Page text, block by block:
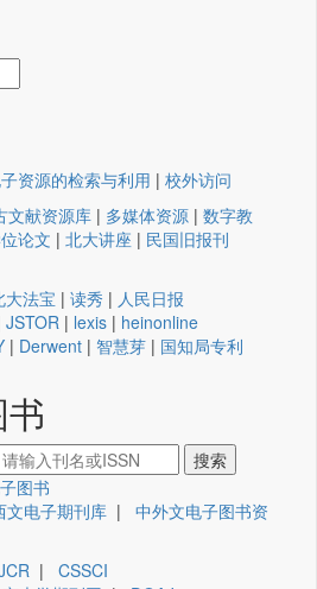
资源的检索与利用 | 校外访问
文献资源库 | 多媒体资源 | 数字教
论文 | 北大讲座 | 民国旧报刊
大法宝 | 读秀 | 人民日报
JSTOR | lexis | heinonline
| Derwent | 智慧芽 | 国知局专利
图书
文电子期刊库 | 中外文电子图书资
| CSSCI